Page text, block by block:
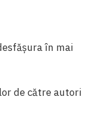
în mai
de către autori